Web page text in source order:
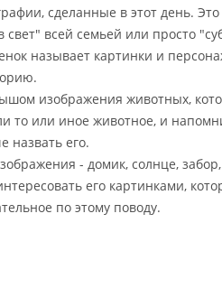
сделанные в этот день.
всей семьей или просто
называет картинки и
изображения животных,
то или иное животное, и
назвать его.
- домик, солнце,
его картинками,
по этому поводу.